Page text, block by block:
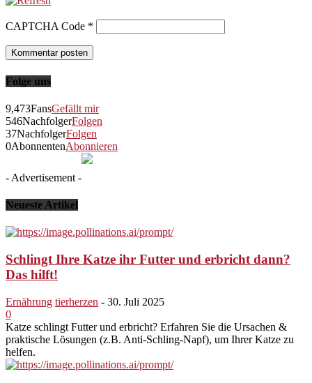
CAPTCHA Code *
Folge uns
9,473FansGefällt mir
546NachfolgerFolgen
37NachfolgerFolgen
0AbonnentenAbonnieren
- Advertisement -
Neueste Artikel
Schlingt Ihre Katze ihr Futter und erbricht dann?
Das hilft!
Ernährung tierherzen - 30. Juli 2025
0
Katze schlingt Futter und erbricht? Erfahren Sie die Ursachen &
praktische Lösungen (z.B. Anti-Schling-Napf), um Ihrer Katze zu
helfen.